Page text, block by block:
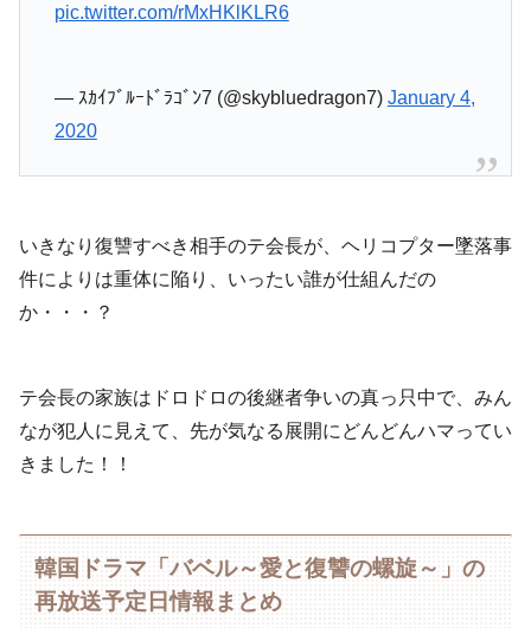
pic.twitter.com/rMxHKlKLR6
— ｽｶｲﾌﾞﾙｰﾄﾞﾗｺﾞﾝ7 (@skybluedragon7) January 4,
2020
いきなり復讐すべき相手のテ会長が、ヘリコプター墜落事
件によりは重体に陥り、いったい誰が仕組んだの
か・・・？
テ会長の家族はドロドロの後継者争いの真っ只中で、みん
なが犯人に見えて、先が気なる展開にどんどんハマってい
きました！！
韓国ドラマ「バベル～愛と復讐の螺旋～」の
再放送予定日情報まとめ